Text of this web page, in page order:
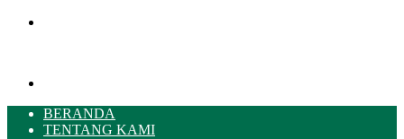
BERANDA
TENTANG KAMI